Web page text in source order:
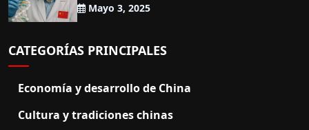
Mayo 3, 2025
CATEGORÍAS PRINCIPALES
Economía y desarrollo de China
Cultura y tradiciones chinas